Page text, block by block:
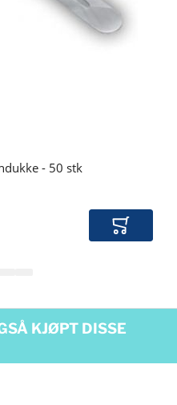
- 50 stk
Legg i
KJØPT DISSE